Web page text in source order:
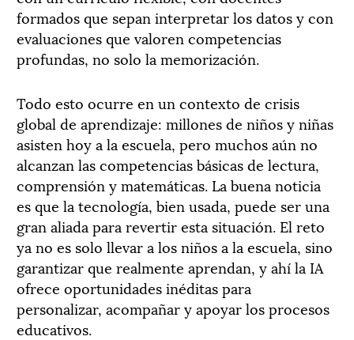
formados que sepan interpretar los datos y con
evaluaciones que valoren competencias
profundas, no solo la memorización.
Todo esto ocurre en un contexto de crisis
global de aprendizaje: millones de niños y niñas
asisten hoy a la escuela, pero muchos aún no
alcanzan las competencias básicas de lectura,
comprensión y matemáticas. La buena noticia
es que la tecnología, bien usada, puede ser una
gran aliada para revertir esta situación. El reto
ya no es solo llevar a los niños a la escuela, sino
garantizar que realmente aprendan, y ahí la IA
ofrece oportunidades inéditas para
personalizar, acompañar y apoyar los procesos
educativos.